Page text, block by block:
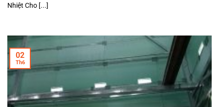
Nhiệt Cho [...]
02
Th6